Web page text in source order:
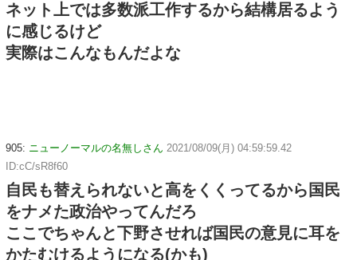
ネット上では多数派工作するから結構居るよう
に感じるけど
実際はこんなもんだよな
905: ニューノーマルの名無しさん 2021/08/09(月) 04:59:59.42
ID:cC/sR8f60
自民も替えられないと高をくくってるから国民
をナメた政治やってんだろ
ここでちゃんと下野させれば国民の意見に耳を
かたむけるようになる(かも)